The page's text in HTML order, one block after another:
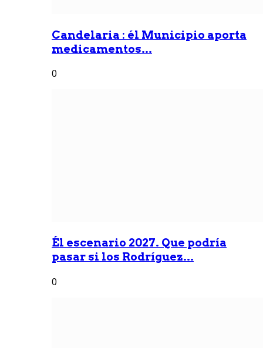
Candelaria : él Municipio aporta
medicamentos...
0
Él escenario 2027. Que podría
pasar si los Rodríguez...
0